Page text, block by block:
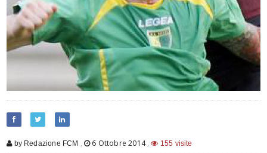
by Redazione FCM , 6 Ottobre 2014, 155 visite